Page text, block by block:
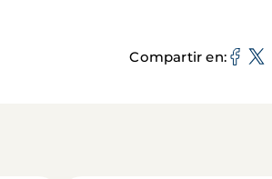
Compartir en